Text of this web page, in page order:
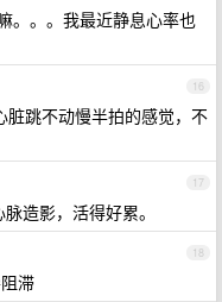
。。。我最近静息心率也
16
跳不动慢半拍的感觉，不
17
造影，活得好累。
18
滞